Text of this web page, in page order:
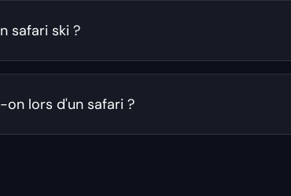
safari ski ?
lors d'un safari ?